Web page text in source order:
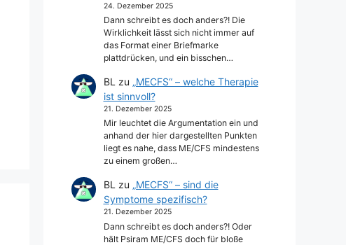
24. Dezember 2025
Dann schreibt es doch anders?! Die
Wirklichkeit lässt sich nicht immer auf
das Format einer Briefmarke
plattdrücken, und ein bisschen…
BL zu „MECFS“ – welche Therapie
ist sinnvoll?
21. Dezember 2025
Mir leuchtet die Argumentation ein und
anhand der hier dargestellten Punkten
liegt es nahe, dass ME/CFS mindestens
zu einem großen…
BL zu „MECFS“ – sind die
Symptome spezifisch?
21. Dezember 2025
Dann schreibt es doch anders?! Oder
hält Psiram ME/CFS doch für bloße